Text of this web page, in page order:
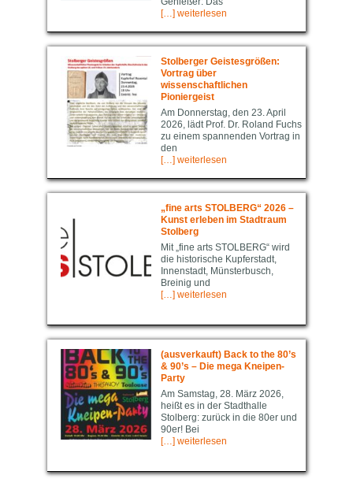
[…] weiterlesen
Stolberger Geistesgrößen:
Vortrag über
wissenschaftlichen
Pioniergeist
Am Donnerstag, den 23. April
2026, lädt Prof. Dr. Roland Fuchs
zu einem spannenden Vortrag in
den
[…] weiterlesen
„fine arts STOLBERG“ 2026 –
Kunst erleben im Stadtraum
Stolberg
Mit „fine arts STOLBERG“ wird
die historische Kupferstadt,
Innenstadt, Münsterbusch,
Breinig und
[…] weiterlesen
(ausverkauft) Back to the 80’s
& 90’s – Die mega Kneipen-
Party
Am Samstag, 28. März 2026,
heißt es in der Stadthalle
Stolberg: zurück in die 80er und
90er! Bei
[…] weiterlesen